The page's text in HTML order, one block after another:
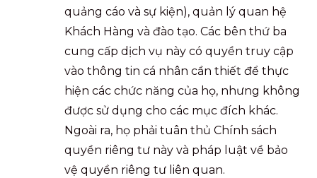
quảng cáo và sự kiện), quản lý quan hệ
Khách Hàng và đào tạo. Các bên thứ ba
cung cấp dịch vụ này có quyền truy cập
vào thông tin cá nhân cần thiết để thực
hiện các chức năng của họ, nhưng không
được sử dụng cho các mục đích khác.
Ngoài ra, họ phải tuân thủ Chính sách
quyền riêng tư này và pháp luật về bảo
vệ quyền riêng tư liên quan.